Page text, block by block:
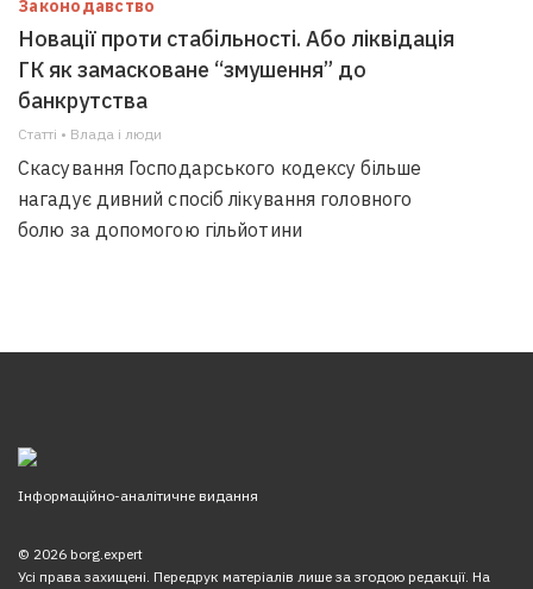
Законодавство
Новації проти стабільності. Або ліквідація
ГК як замасковане “змушення” до
банкрутства
Статті • Влада i люди
Скасування Господарського кодексу більше
нагадує дивний спосіб лікування головного
болю за допомогою гільйотини
Інформаційно-аналітичне видання
© 2026 borg.expert
Усі права захищені. Передрук матеріалів лише за згодою редакції. На